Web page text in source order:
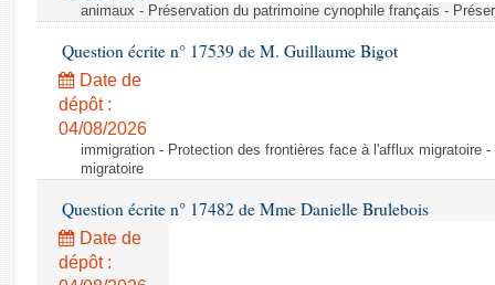
animaux - Préservation du patrimoine cynophile français -
Question écrite n° 17539 de M. Guillaume Bigot
Date de
dépôt :
04/08/2026
immigration - Protection des frontières face à l'afflux migratoire
migratoire
Question écrite n° 17482 de Mme Danielle Brulebois
Date de
dépôt :